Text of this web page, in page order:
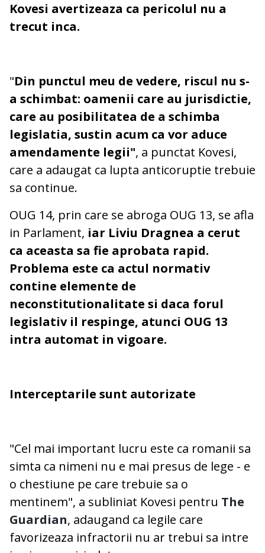
Kovesi avertizeaza ca pericolul nu a
trecut inca.
"Din punctul meu de vedere, riscul nu s-
a schimbat: oamenii care au jurisdictie,
care au posibilitatea de a schimba
legislatia, sustin acum ca vor aduce
amendamente legii", a punctat Kovesi,
care a adaugat ca lupta anticoruptie trebuie
sa continue.
OUG 14, prin care se abroga OUG 13, se afla
in Parlament, iar Liviu Dragnea a cerut
ca aceasta sa fie aprobata rapid.
Problema este ca actul normativ
contine elemente de
neconstitutionalitate si daca forul
legislativ il respinge, atunci OUG 13
intra automat in vigoare.
Interceptarile sunt autorizate
"Cel mai important lucru este ca romanii sa
simta ca nimeni nu e mai presus de lege - e
o chestiune pe care trebuie sa o
mentinem", a subliniat Kovesi pentru The
Guardian, adaugand ca legile care
favorizeaza infractorii nu ar trebui sa intre